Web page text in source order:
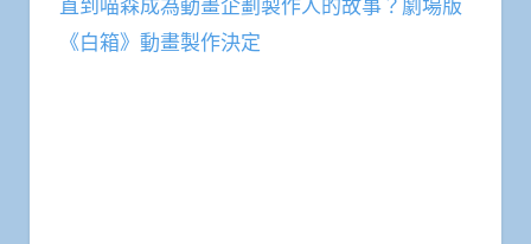
直到喵森成為動畫企劃製作人的故事？劇場版
《白箱》動畫製作決定